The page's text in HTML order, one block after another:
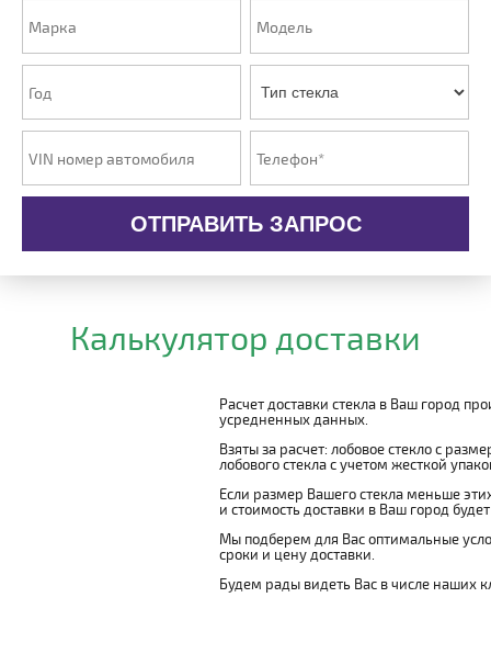
ОТПРАВИТЬ ЗАПРОС
Калькулятор доставки
Расчет доставки стекла в Ваш город
усредненных данных.
Взяты за расчет: лобовое стекло с
лобового стекла с учетом жесткой
Если размер Вашего стекла меньше
и стоимость доставки в Ваш город
Мы подберем для Вас оптимальные
сроки и цену доставки.
Будем рады видеть Вас в числе наших